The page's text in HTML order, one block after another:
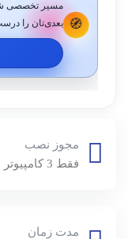
🧭
مسیر تخصصی
بعدی‌تان را
مجوز نصب
فقط 3 کامپیوتر
مدت زمان